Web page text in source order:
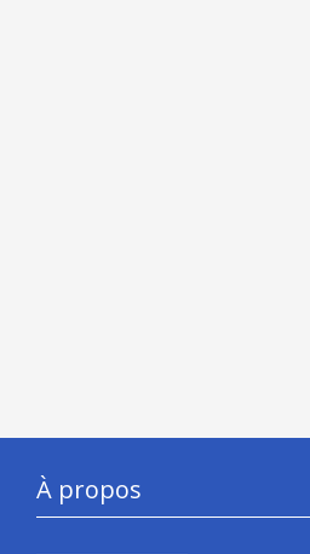
À propos